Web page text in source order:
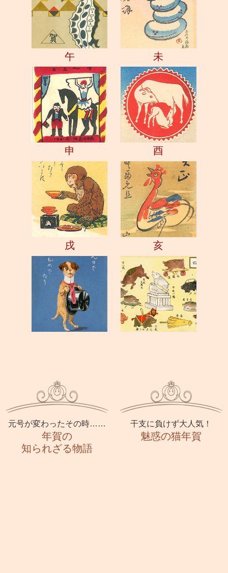
午 未
申 酉
戌 亥
元号が変わったその時……
年賀の
知られざる物語
干支に負けず大人気！
魅惑の猫年賀